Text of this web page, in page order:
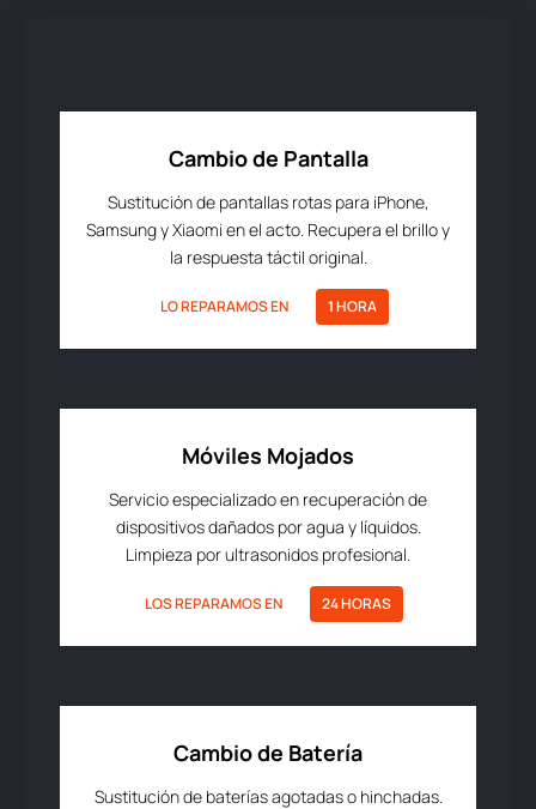
Cambio de Pantalla
Sustitución de pantallas rotas para iPhone,
Samsung y Xiaomi en el acto. Recupera el brillo y
la respuesta táctil original.
LO REPARAMOS EN 1 HORA
Móviles Mojados
Servicio especializado en recuperación de
dispositivos dañados por agua y líquidos.
Limpieza por ultrasonidos profesional.
LOS REPARAMOS EN 24 HORAS
Cambio de Batería
Sustitución de baterías agotadas o hinchadas.